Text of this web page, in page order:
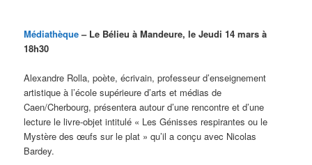
Médiathèque– Le Bélieu à Mandeure, le Jeudi 14 mars à
18h30
Alexandre Rolla, poète, écrivain, professeur d’enseignement
artistique à l’école supérieure d’arts et médias de
Caen/Cherbourg, présentera autour d’une rencontre et d’une
lecture le livre-objet intitulé « Les Génisses respirantes ou le
Mystère des œufs sur le plat » qu’il a conçu avec Nicolas
Bardey.